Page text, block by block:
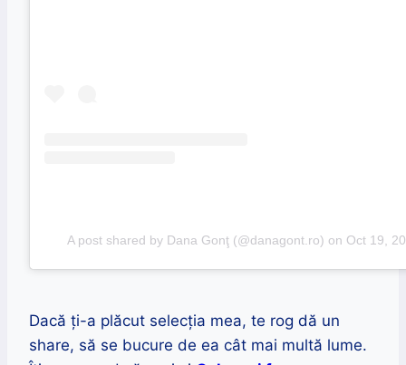
A post shared by Dana Gonţ (@danagont.ro) on Oct 19,
Dacă ţi-a plăcut selecţia mea, te rog dă un
share, să se bucure de ea cât mai multă lume.